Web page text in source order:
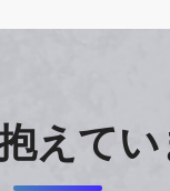
えてい